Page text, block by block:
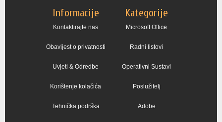
Informacije
Kontaktirajte nas
Obavijest o privatnosti
Uvjeti & Odredbe
Korištenje kolačića
Tehnička podrška
Kategorije
Microsoft Office
Radni listovi
Operativni Sustavi
Poslužitelj
Adobe